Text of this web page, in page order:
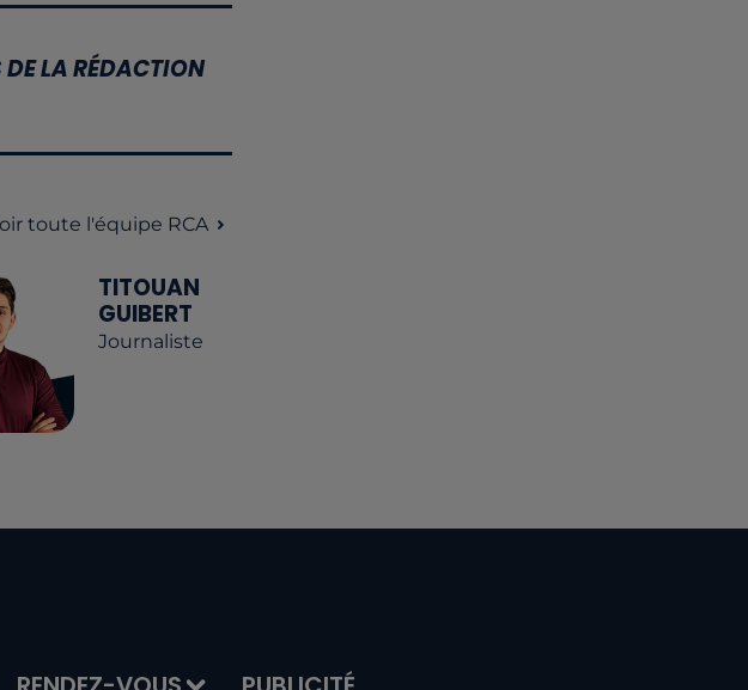
DE LA RÉDACTION
toute l'équipe RCA
TITOUAN
GUIBERT
Journaliste